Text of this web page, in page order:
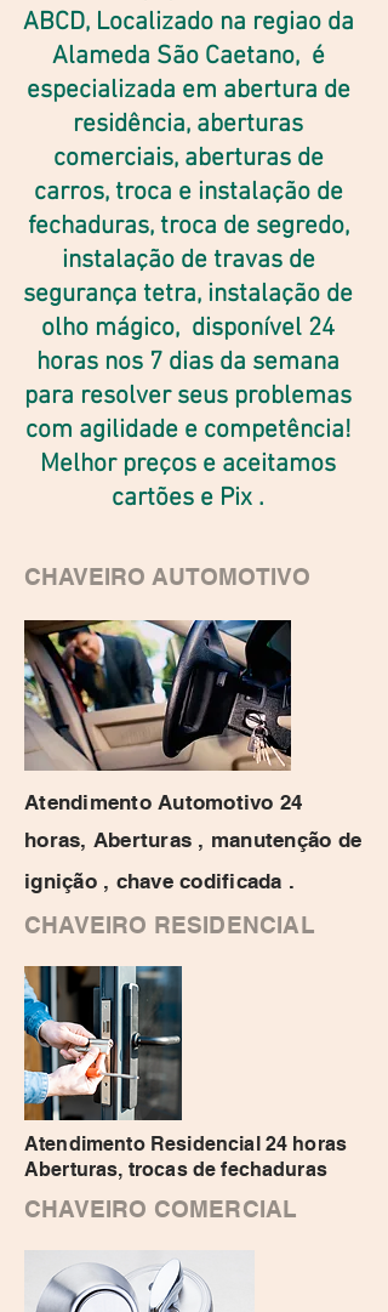
ABCD, Localizado na regiao da
Alameda São Caetano,é
especializada em abertura de
residência, aberturas
comerciais, aberturas de
carros, troca e instalação de
fechaduras, troca de segredo,
instalação de travas de
segurança tetra, instalação de
olho mágico, disponível 24
horas nos 7 dias da semana
para resolver seus problemas
com agilidade e competência!
Melhor preços e aceitamos
cartões e Pix .
CHAVEIRO AUTOMOTIVO
Atendimento Automotivo 24
horas, Aberturas , manutenção de
ignição , chave codificada .
CHAVEIRO RESIDENCIAL
Atendimento Residencial 24 horas
Aberturas, trocas de fechaduras
CHAVEIRO COMERCIAL